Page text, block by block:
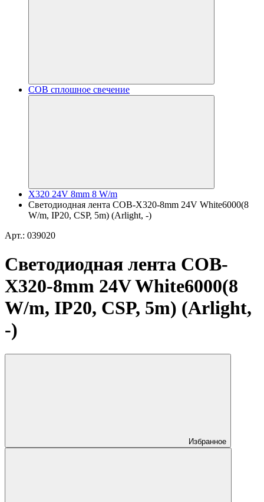
COB сплошное свечение
X320 24V 8mm 8 W/m
Светодиодная лента COB-X320-8mm 24V White6000(8
W/m, IP20, CSP, 5m) (Arlight, -)
Арт.: 039020
Светодиодная лента COB-
X320-8mm 24V White6000(8
W/m, IP20, CSP, 5m) (Arlight,
-)
Избранное